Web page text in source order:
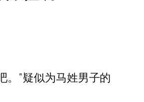
。”疑似为马姓男子的